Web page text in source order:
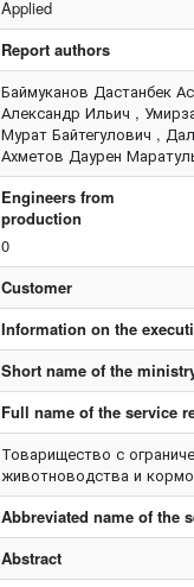
Applied
Report authors
Баймуканов Дастанбек
Александр Ильич ,
Мурат Байтегулович ,
Ахметов Даурен
Engineers from
production
0
Customer
Information on the
Short name of the
Full name of the service
Товарищество с
животноводства и
Abbreviated name of the
Abstract